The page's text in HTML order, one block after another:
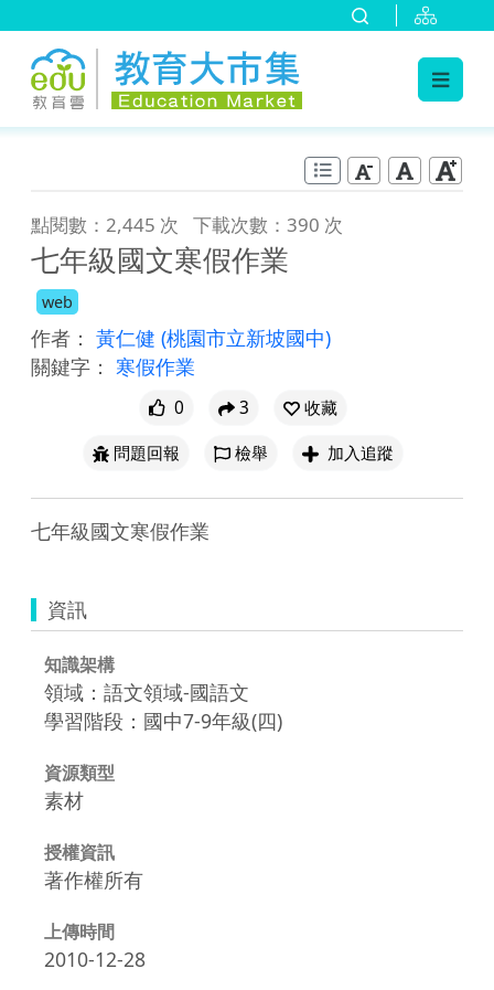
點閱數：2,445 次 下載次數：390 次
七年級國文寒假作業
web
作者： 黃仁健 (桃園市立新坡國中)
關鍵字： 寒假作業
0 3
收藏
問題回報
檢舉 加入追蹤
七年級國文寒假作業
資訊
知識架構
領域：語文領域-國語文
學習階段：國中7-9年級(四)
資源類型
素材
授權資訊
著作權所有
上傳時間
2010-12-28